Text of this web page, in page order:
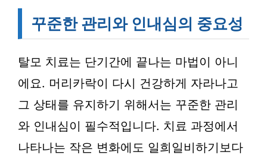
꾸준한 관리와 인내심의 중요성
탈모 치료는 단기간에 끝나는 마법이 아니
에요. 머리카락이 다시 건강하게 자라나고
그 상태를 유지하기 위해서는 꾸준한 관리
와 인내심이 필수적입니다. 치료 과정에서
나타나는 작은 변화에도 일희일비하기보다